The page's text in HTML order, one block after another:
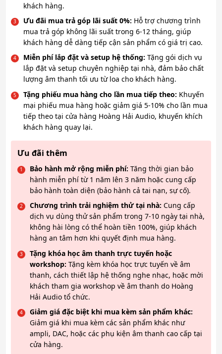
khách hàng.
Ưu đãi mua trả góp lãi suất 0%: Hỗ trợ chương trình
mua trả góp không lãi suất trong 6-12 tháng, giúp
khách hàng dễ dàng tiếp cận sản phẩm có giá trị cao.
Miễn phí lắp đặt và setup hệ thống: Tặng gói dịch vụ
lắp đặt và setup chuyên nghiệp tại nhà, đảm bảo chất
lượng âm thanh tối ưu từ loa cho khách hàng.
Tặng phiếu mua hàng cho lần mua tiếp theo: Khuyến
mại phiếu mua hàng hoặc giảm giá 5-10% cho lần mua
tiếp theo tại cửa hàng Hoàng Hải Audio, khuyến khích
khách hàng quay lại.
Ưu đãi thêm
Bảo hành mở rộng miễn phí: Tăng thời gian bảo
hành miễn phí từ 1 năm lên 3 năm hoặc cung cấp
bảo hành toàn diện (bảo hành cả tai nạn, sự cố).
Chương trình trải nghiệm thử tại nhà: Cung cấp
dịch vụ dùng thử sản phẩm trong 7-10 ngày tại nhà,
không hài lòng có thể hoàn tiền 100%, giúp khách
hàng an tâm hơn khi quyết định mua hàng.
Tặng khóa học âm thanh trực tuyến hoặc
workshop: Tặng kèm khóa học trực tuyến về âm
thanh, cách thiết lập hệ thống nghe nhạc, hoặc mời
khách tham gia workshop về âm thanh do Hoàng
Hải Audio tổ chức.
Giảm giá đặc biệt khi mua kèm sản phẩm khác:
Giảm giá khi mua kèm các sản phẩm khác như
ampli, DAC, hoặc các phụ kiện âm thanh cao cấp tại
cửa hàng.